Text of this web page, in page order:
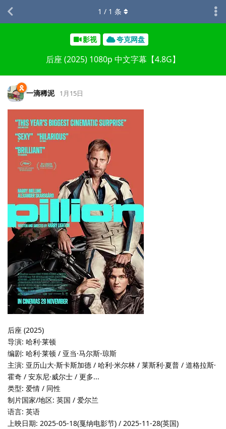
影视 夸克网盘
后座 (2025) 1080p 中文字幕【4.8G】
1 / 1 条
一滴稀泥 1月15日
后座 (2025)
导演: 哈利·莱顿
编剧: 哈利·莱顿 / 亚当·马尔斯-琼斯
主演: 亚历山大·斯卡斯加德 / 哈利·米尔林 / 莱斯利·夏普 / 道格拉斯·
霍奇 / 安东尼·威尔士 / 更多...
类型: 爱情 / 同性
制片国家/地区: 英国 / 爱尔兰
语言: 英语
上映日期: 2025-05-18(戛纳电影节) / 2025-11-28(英国)